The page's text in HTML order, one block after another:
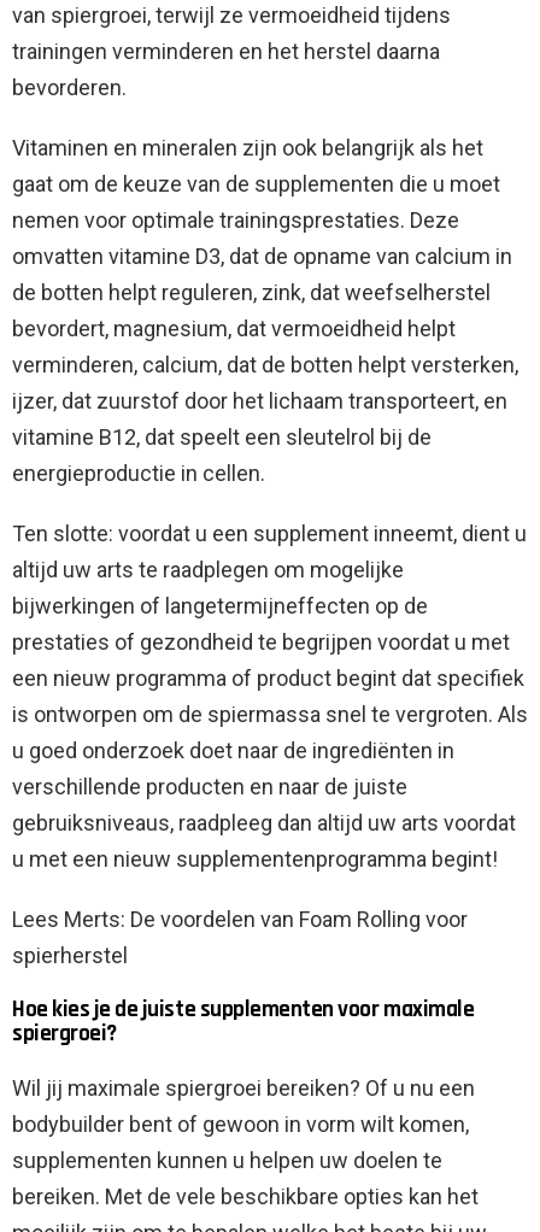
van spiergroei, terwijl ze vermoeidheid tijdens
trainingen verminderen en het herstel daarna
bevorderen.
Vitaminen en mineralen zijn ook belangrijk als het
gaat om de keuze van de supplementen die u moet
nemen voor optimale trainingsprestaties. Deze
omvatten vitamine D3, dat de opname van calcium in
de botten helpt reguleren, zink, dat weefselherstel
bevordert, magnesium, dat vermoeidheid helpt
verminderen, calcium, dat de botten helpt versterken,
ijzer, dat zuurstof door het lichaam transporteert, en
vitamine B12, dat speelt een sleutelrol bij de
energieproductie in cellen.
Ten slotte: voordat u een supplement inneemt, dient u
altijd uw arts te raadplegen om mogelijke
bijwerkingen of langetermijneffecten op de
prestaties of gezondheid te begrijpen voordat u met
een nieuw programma of product begint dat specifiek
is ontworpen om de spiermassa snel te vergroten. Als
u goed onderzoek doet naar de ingrediënten in
verschillende producten en naar de juiste
gebruiksniveaus, raadpleeg dan altijd uw arts voordat
u met een nieuw supplementenprogramma begint!
Lees Merts: De voordelen van Foam Rolling voor
spierherstel
Hoe kies je de juiste supplementen voor maximale
spiergroei?
Wil jij maximale spiergroei bereiken? Of u nu een
bodybuilder bent of gewoon in vorm wilt komen,
supplementen kunnen u helpen uw doelen te
bereiken. Met de vele beschikbare opties kan het